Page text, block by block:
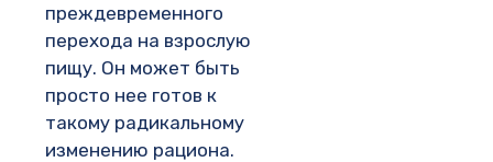
преждевременного
перехода на взрослую
пищу. Он может быть
просто нее готов к
такому радикальному
изменению рациона.